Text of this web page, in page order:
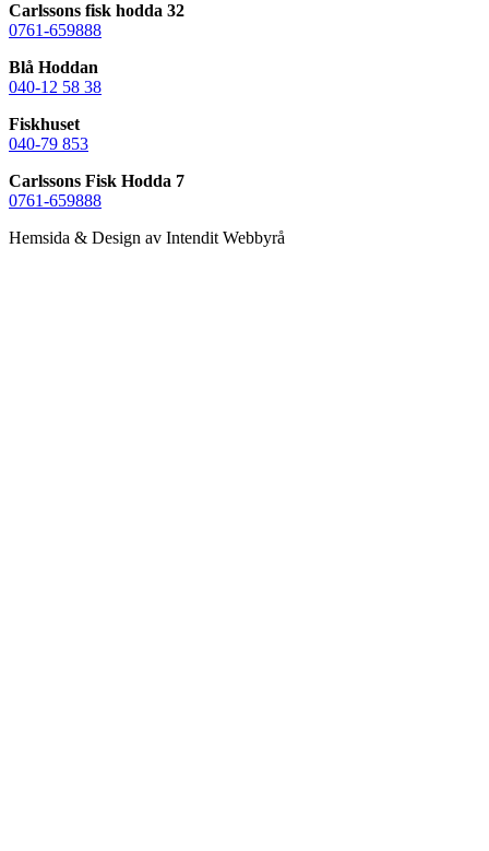
Carlssons fisk hodda 32
0761-659888
Blå Hoddan
040-12 58 38
Fiskhuset
040-79 853
Carlssons Fisk Hodda 7
0761-659888
Hemsida & Design av Intendit Webbyrå